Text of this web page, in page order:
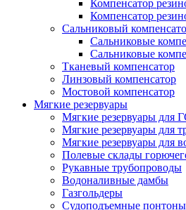
Компенсатор
Компенсатор
Сальниковый
Сальниковые
Сальниковые
Тканевый компенсатор
Линзовый компенсатор
Мостовой компенсатор
Мягкие резервуары
Мягкие резервуары для
Мягкие резервуары для
Мягкие резервуары для
Полевые склады
Рукавные трубопроводы
Водоналивные дамбы
Газгольдеры
Судоподъемные понтоны